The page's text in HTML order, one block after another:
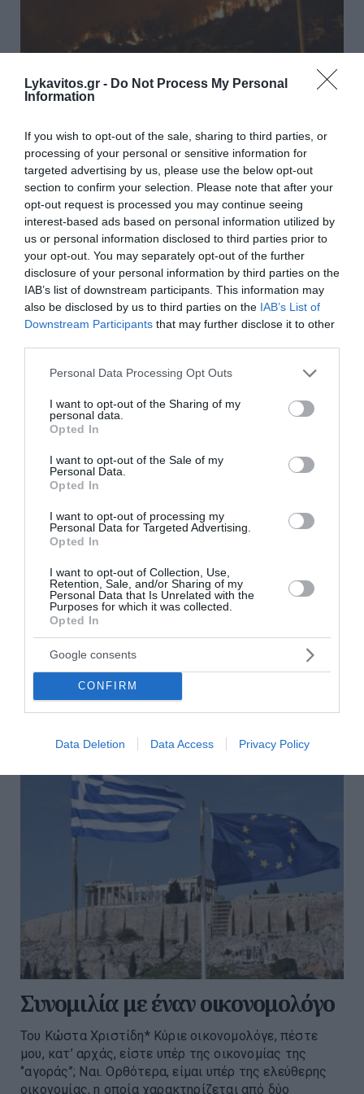
Lykavitos.gr - Do Not Process My Personal
Information
If you wish to opt-out of the sale, sharing to third parties, or
processing of your personal or sensitive information for
targeted advertising by us, please use the below opt-out
section to confirm your selection. Please note that after your
opt-out request is processed you may continue seeing
interest-based ads based on personal information utilized by
us or personal information disclosed to third parties prior to
your opt-out. You may separately opt-out of the further
disclosure of your personal information by third parties on the
IAB’s list of downstream participants. This information may
also be disclosed by us to third parties on the IAB’s List of
Downstream Participants that may further disclose it to other
Please note that this website/app uses one or more Google
not limited to your visit or usage behaviour. You may click to
grant or deny consent to Google and its third-party tags to
use your data for below specified purposes in below Google
consent section.
Personal Data Processing Opt Outs
I want to opt-out of the Sharing of my
personal data.
Opted In
I want to opt-out of the Sale of my
Personal Data.
Opted In
I want to opt-out of processing my
Personal Data for Targeted Advertising.
Opted In
I want to opt-out of Collection, Use,
Retention, Sale, and/or Sharing of my
Personal Data that Is Unrelated with the
Purposes for which it was collected.
Opted In
Google consents
CONFIRM
Data Deletion Data Access Privacy Policy
Η καμένη γη και δανεικά και
αγύριστα
Οι ισχυροί άνεμοι προκάλεσαν και στη χώρα μας
μεγάλες πυρκαγιές. Οι εικόνες που καίνε ότι βρουν
μπροστά τους, δεν είναι φαινόμενο που
παρατηρείται μόνο στην Ελλάδα. Ήδη εδώ και
πολλές μέρες, ακούμε και βλέπουμε...
16:00 | 02 Αυγούστου 2026 Απόψεις
Η αποκλιμάκωση της έντασης
στη Μέση Ανατολή ενισχύει το
επενδυτικό κλίμα
Ο Πρόεδρος Τραμπ διέγνωσε ότι τα πολυήμερα
οι Ιρανοί μπορούν ακόμη να ανταποδίδουν, ενώ η
ναυσιπλοΐα συνεχίζει να πλήττεται από τα πυρά των
ανταρτών, με συνέπεια τ...
Συνομιλία με έναν οικονομολόγο
Του Κώστα Χριστίδη* Κύριε οικονομολόγε, πέστε
μου, κατ’ αρχάς, είστε υπέρ της οικονομίας της
‘’αγοράς’’; Ναι. Ορθότερα, είμαι υπέρ της ελεύθερης
οικονομίας, η οποία χαρακτηρίζεται από δύο